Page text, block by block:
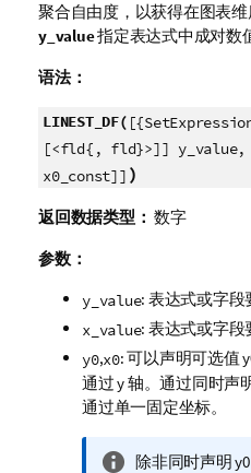
聚合自由度，以获得在图表
y_value指定表达式中成对数
语法：
LINEST_DF(
[<fld{, fld}>]] y_value,
x0_const]] )
返回数据类型： 数字
参数：
y_value: 表达式或字段
x_value: 表达式或字段
y0,x0: 可以声明可选值
通过 y 轴。通过同时声
通过单一固定坐标。
信
除非同时声明y0